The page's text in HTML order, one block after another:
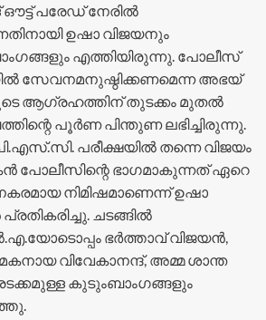
പരേഡ് നേരിൽ
ഉഷാ വിജയനും
എത്തിയിരുന്നു. പോലീസ്
സേവനമനുഷ്ഠിക്കണമെന്ന അഭയ്
ആഗ്രഹത്തിന് തുടക്കം മുതൽ
പൂർണ പിന്തുണ ലഭിച്ചിരുന്നു.
പരീക്ഷയിൽ തന്നെ വിജയം
പോലീസിന്റെ ഭാഗമാകുന്നത് ഏറെ
നിമിഷമാണെന്ന് ഉഷാ
ചടങ്ങിൽ
ഭർത്താവ് വിജയൻ,
വിവേകാനന്ദ്, അമ്മ ശാന്ത
കുടുംബാംഗങ്ങളും